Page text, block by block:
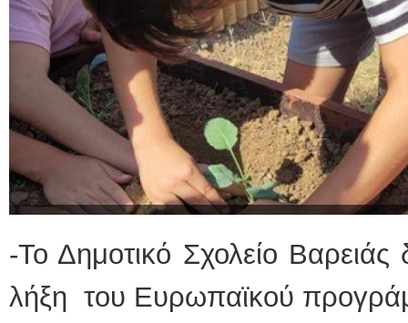
-Το Δημοτικό Σχολείο Βαρειάς
λήξη του Ευρωπαϊκού